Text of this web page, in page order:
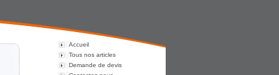
Accueil
Tous nos articles
Demande de devis